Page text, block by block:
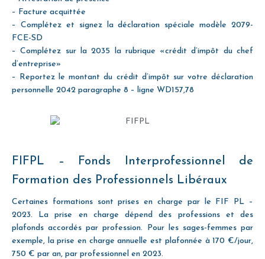
– Facture acquittée
– Complétez et signez la déclaration spéciale modèle 2079-
FCE-SD
– Complétez sur la 2035 la rubrique «crédit d’impôt du chef
d’entreprise»
– Reportez le montant du crédit d’impôt sur votre déclaration
personnelle 2042 paragraphe 8 – ligne WD157,78
FIFPL – Fonds Interprofessionnel de
Formation des Professionnels Libéraux
Certaines formations sont prises en charge par le FIF PL –
2023. La prise en charge dépend des professions et des
plafonds accordés par profession. Pour les sages-femmes par
exemple, la prise en charge annuelle est plafonnée à 170 €/jour,
750 € par an, par professionnel en 2023.